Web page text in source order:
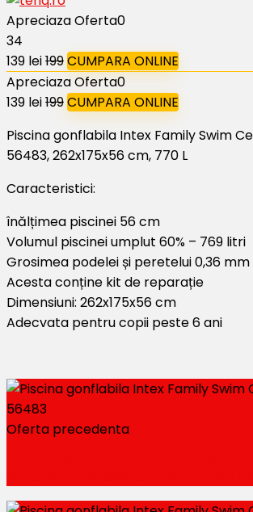
Apreciaza Oferta0
34
139 lei199CUMPARA ONLINE
Apreciaza Oferta0
139 lei199CUMPARA ONLINE
Piscina gonflabila Intex Family Swim
56483, 262x175x56 cm, 770 L
Caracteristici:
înălțimea piscinei 56 cm
Volumul piscinei umplut 60% – 769 litri
Grosimea podelei și peretelui 0,36 mm
Acesta conține kit de reparație
Dimensiuni: 262x175x56 cm
Adecvata pentru copii peste 6 ani
Oferta precedenta